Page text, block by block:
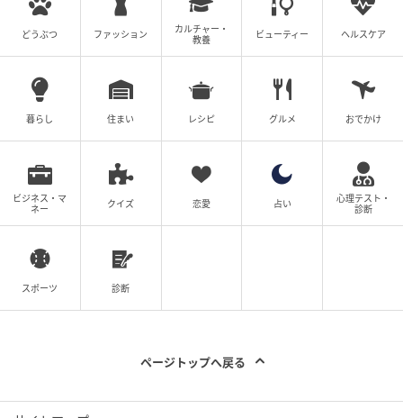
どうぶつ ファッション
カルチャー・
教養
ビューティー ヘルスケア
暮らし 住まい レシピ グルメ おでかけ
ビジネス・マ
ネー
クイズ 恋愛 占い
心理テスト・
診断
スポーツ 診断
ページトップへ戻る